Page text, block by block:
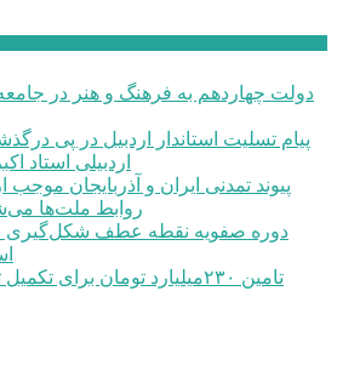
دولت چهاردهم به فرهنگ و هنر در
پیام تسلیت استاندار اردبیل در پی
اردبیلی استاد
پیوند تمدنی ایران و آذربایجان
روابط ملت‌ها
دوره صفویه نقطه عطف شکل‌گیری
تامین ۲۳۰میلیارد تومان برای تکمیل تالار شهر اردبیل